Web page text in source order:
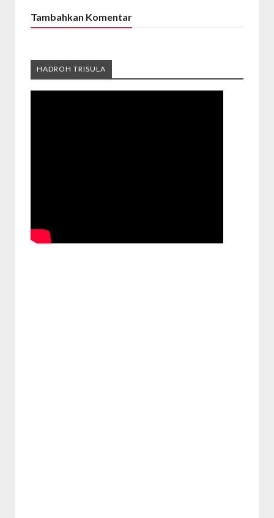
Tambahkan Komentar
HADROH TRISULA